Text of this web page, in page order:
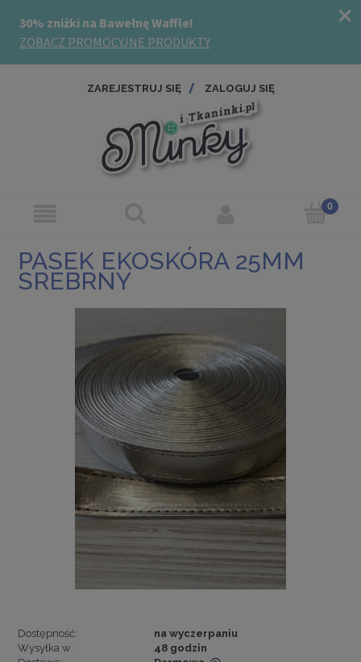
ZAREJESTRUJ SIĘ ZALOGUJ SIĘ
PASEK EKOSKÓRA 25MM
SREBRNY
Dostępność:
na wyczerpaniu
Wysyłka w:
48 godzin